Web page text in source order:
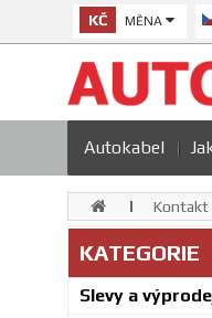
KČ MĚNA
Autokabel
Kontakt
KATEGORIE
Slevy a